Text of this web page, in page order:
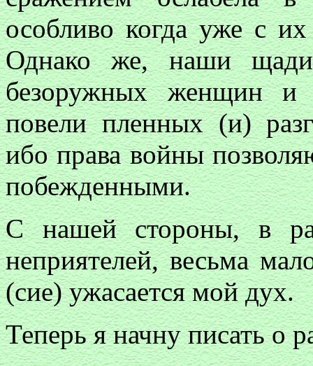
особливо когда уже с
Однако же, наши
безоружных женщин и
повели пленных (и)
ибо права войны
побежденными.
С нашей стороны, в
неприятелей, весьма
(сие) ужасается мой дух.
Теперь я начну писать о